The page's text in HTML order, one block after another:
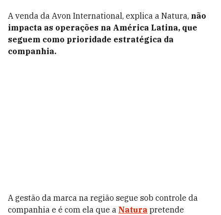
A venda da Avon International, explica a Natura, não
impacta as operações na América Latina, que
seguem como prioridade estratégica da
companhia.
A gestão da marca na região segue sob controle da
companhia e é com ela que a Natura pretende